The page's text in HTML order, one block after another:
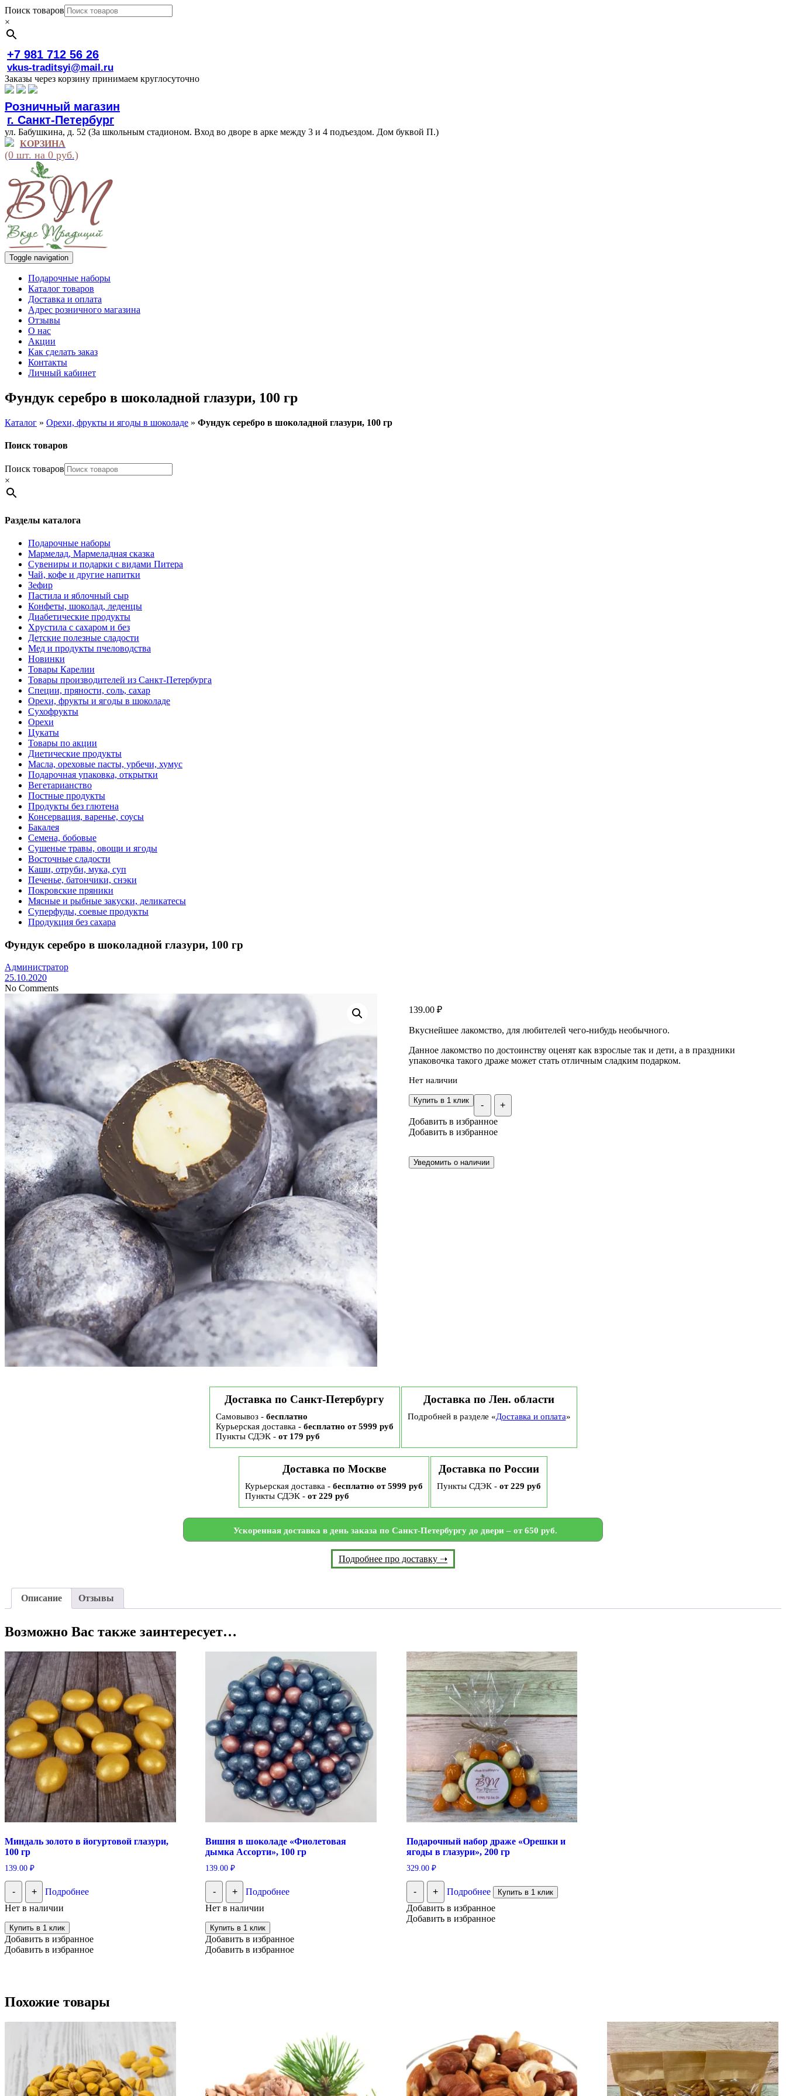
Поиск товаров
×
+7 981 712 56 26
vkus-traditsyi@mail.ru
Заказы через корзину принимаем круглосуточно
Розничный магазин
г. Санкт-Петербург
ул. Бабушкина, д. 52 (За школьным стадионом. Вход во дворе в арке между 3 и 4 подъездом. Дом буквой П.)
КОРЗИНА
(0 шт. на 0 руб.)
Toggle navigation
Подарочные наборы
Каталог товаров
Доставка и оплата
Адрес розничного магазина
Отзывы
О нас
Акции
Как сделать заказ
Контакты
Личный кабинет
Фундук серебро в шоколадной глазури, 100 гр
Каталог » Орехи, фрукты и ягоды в шоколаде » Фундук серебро в шоколадной глазури, 100 гр
Поиск товаров
Поиск товаров
×
Разделы каталога
Подарочные наборы
Мармелад, Мармеладная сказка
Сувениры и подарки с видами Питера
Чай, кофе и другие напитки
Зефир
Пастила и яблочный сыр
Конфеты, шоколад, леденцы
Диабетические продукты
Хрустила с сахаром и без
Детские полезные сладости
Мед и продукты пчеловодства
Новинки
Товары Карелии
Товары производителей из Санкт-Петербурга
Специи, пряности, соль, сахар
Орехи, фрукты и ягоды в шоколаде
Сухофрукты
Орехи
Цукаты
Товары по акции
Диетические продукты
Масла, ореховые пасты, урбечи, хумус
Подарочная упаковка, открытки
Вегетарианство
Постные продукты
Продукты без глютена
Консервация, варенье, соусы
Бакалея
Семена, бобовые
Сушеные травы, овощи и ягоды
Восточные сладости
Каши, отруби, мука, суп
Печенье, батончики, снэки
Покровские пряники
Мясные и рыбные закуски, деликатесы
Суперфуды, соевые продукты
Продукция без сахара
Фундук серебро в шоколадной глазури, 100 гр
Администратор
25.10.2020
No Comments
139.00 ₽
Вкуснейшее лакомство, для любителей чего-нибудь необычного.
Данное лакомство по достоинству оценят как взрослые так и дети, а в праздники
упаковочка такого драже может стать отличным сладким подарком.
Нет наличии
- +
Купить в 1 клик
Добавить в избранное
Добавить в избранное
Доставка по Санкт-Петербургу
Самовывоз - бесплатно
Курьерская доставка - бесплатно от 5999 руб
Пункты СДЭК - от 179 руб
Доставка по Лен. области
Подробней в разделе «Доставка и оплата»
Доставка по Москве
Курьерская доставка - бесплатно от 5999 руб
Пункты СДЭК - от 229 руб
Доставка по России
Пункты СДЭК - от 229 руб
Ускоренная доставка в день заказа по Санкт-Петербургу до двери – от 650 руб.
Подробнее про доставку ➝
Описание Отзывы
Возможно Вас также заинтересует…
Миндаль золото в йогуртовой глазури,
100 гр
139.00 ₽
- +
Подробнее
Нет в наличии
Купить в 1 клик
Добавить в избранное
Добавить в избранное
Вишня в шоколаде «Фиолетовая
дымка Ассорти», 100 гр
139.00₽
- +
Подробнее
Нет в наличии
Купить в 1 клик
Добавить в избранное
Добавить в избранное
Подарочный набор драже «Орешки и
ягоды в глазури», 200 гр
329.00 ₽
- + Подробнее Купить в 1 клик
Добавить в избранное
Добавить в избранное
Похожие товары